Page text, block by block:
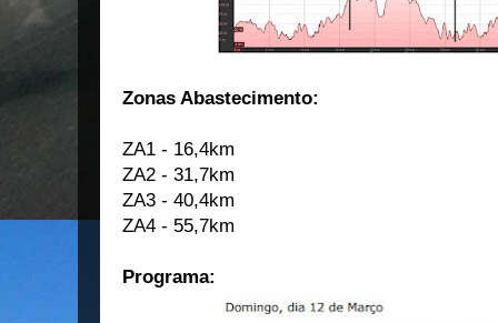
Zonas Abastecimento:
ZA1 - 16,4km
ZA2 - 31,7km
ZA3 - 40,4km
ZA4 - 55,7km
Programa: